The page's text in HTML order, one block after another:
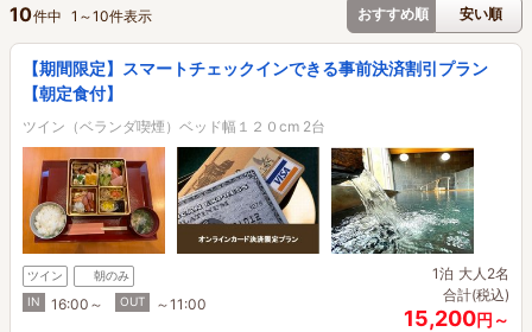
おすすめ順
安い順
10件中 1 ～10件表示
【期間限定】スマートチェックインできる事前決済割引プラン
【朝定食付】
ツイン（ベランダ喫煙）ベッド幅１２０cm 2台
ツイン
朝のみ
IN
16:00～ OUT ～11:00
1泊 大人2名
合計(税込)
15,200円～